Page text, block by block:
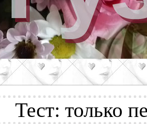
Тест: только